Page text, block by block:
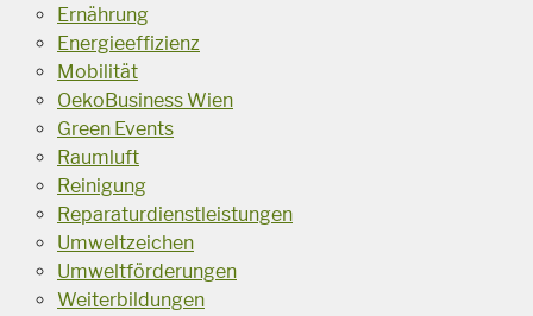
Ernährung
Energieeffizienz
Mobilität
OekoBusiness Wien
Green Events
Raumluft
Reinigung
Reparaturdienstleistungen
Umweltzeichen
Umweltförderungen
Weiterbildungen